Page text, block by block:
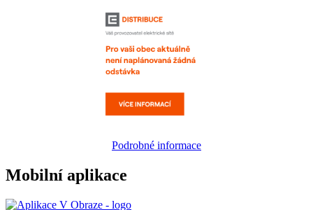
Podrobné informace
Mobilní aplikace